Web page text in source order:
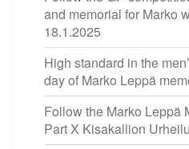
and memorial for Marko
18.1.2025
High standard in the
day of Marko Leppä
Follow the Marko Leppä
Part X Kisakallion